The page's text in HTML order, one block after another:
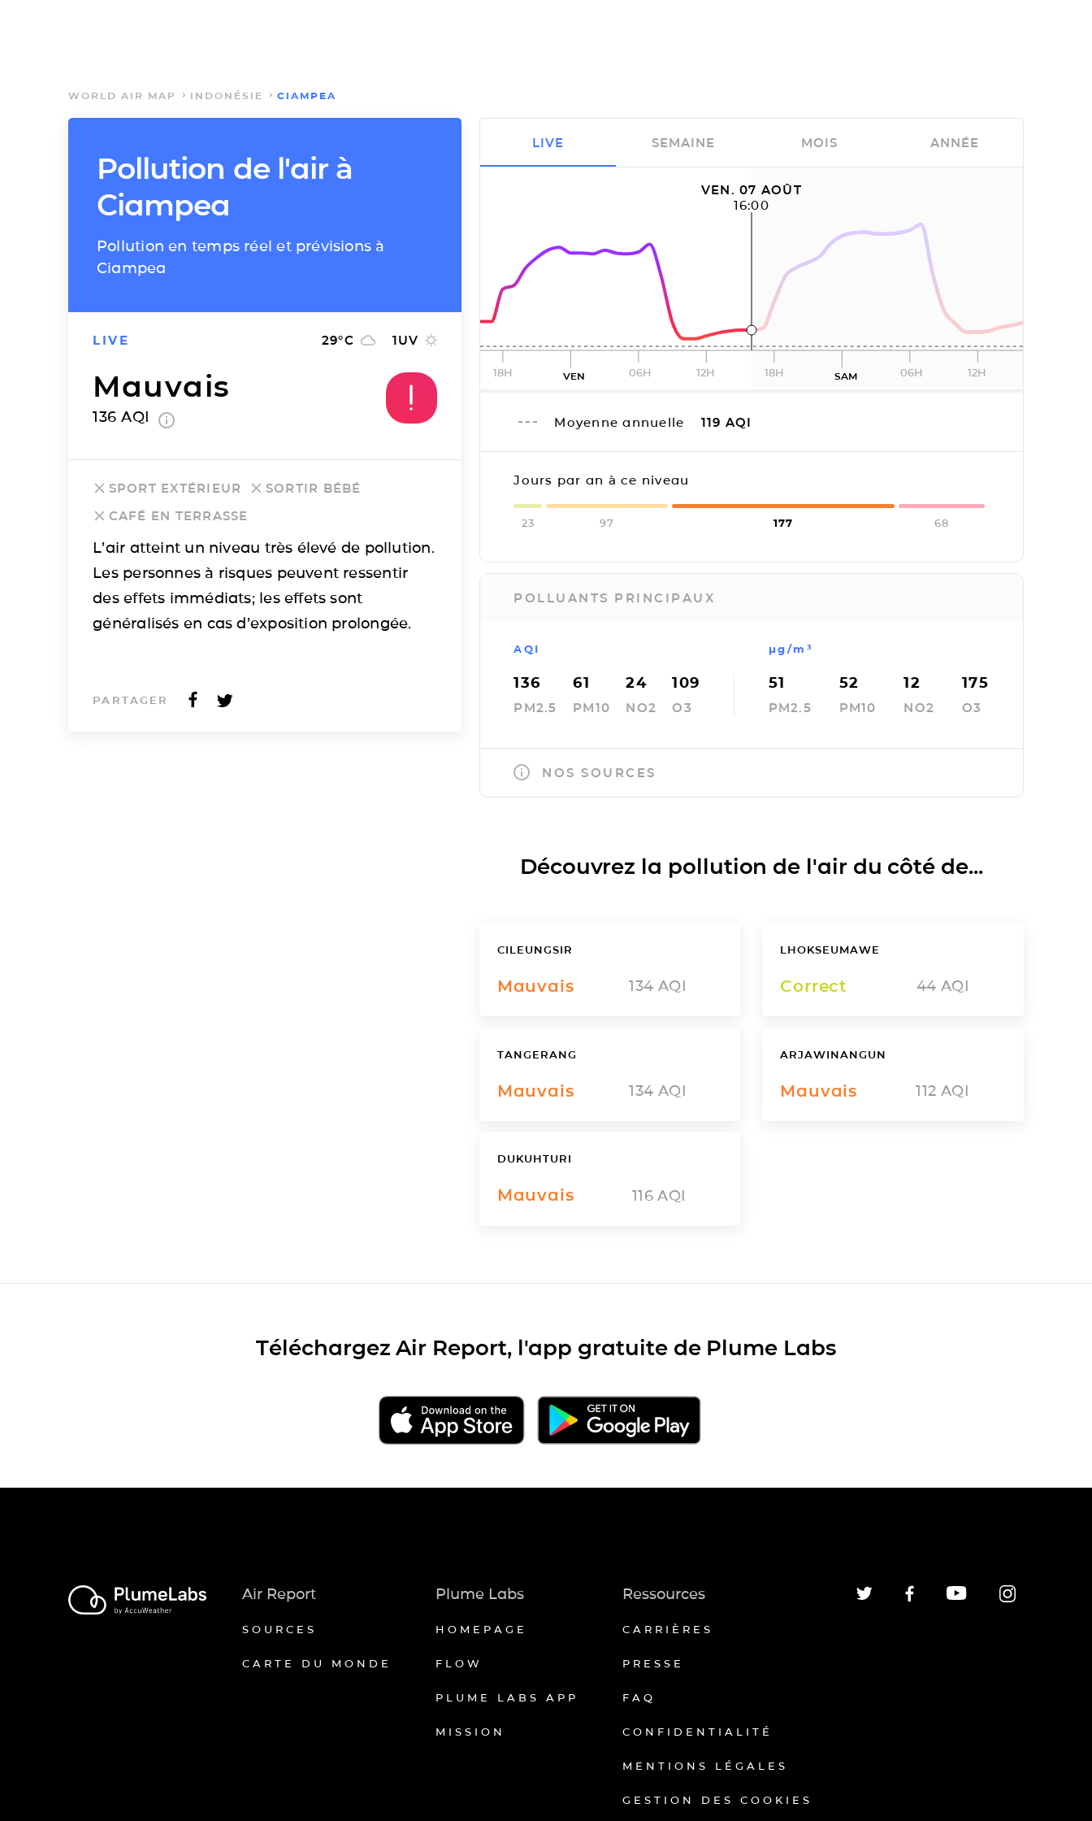
WORLD AIR MAP INDONÉSIE CIAMPEA
Pollution de l'air à
Ciampea
Pollution en temps réel et prévisions à
Ciampea
LIVE 29°C 1UV
Mauvais
136 AQI
SPORT EXTÉRIEUR
SORTIR BÉBÉ
CAFÉ EN TERRASSE
L’air atteint un niveau très élevé de pollution.
Les personnes à risques peuvent ressentir
des effets immédiats; les effets sont
généralisés en cas d’exposition prolongée.
PARTAGER
VEN. 07 AOÛT
16:00
18H VEN 06H 12H 18H SAM 06H 12H
Moyenne annuelle 119 AQI
Jours par an à ce niveau
23 97 177 68
POLLUANTS PRINCIPAUX
AQI
136
PM2.5
61
PM10
24
NO2
109
O3
µg/m³
51
PM2.5
52
PM10
12
NO2
175
O3
NOS SOURCES
LIVE SEMAINE MOIS ANNÉE
Découvrez la pollution de l'air du côté de...
CILEUNGSIR
Mauvais 134 AQI
LHOKSEUMAWE
Correct 44 AQI
TANGERANG
Mauvais 134 AQI
ARJAWINANGUN
Mauvais 112 AQI
DUKUHTURI
Mauvais 116 AQI
Téléchargez Air Report, l'app gratuite de Plume Labs
Air Report
SOURCES
CARTE DU MONDE
Plume Labs
HOMEPAGE
FLOW
PLUME LABS APP
MISSION
Ressources
CARRIÈRES
PRESSE
FAQ
CONFIDENTIALITÉ
MENTIONS LÉGALES
GESTION DES COOKIES